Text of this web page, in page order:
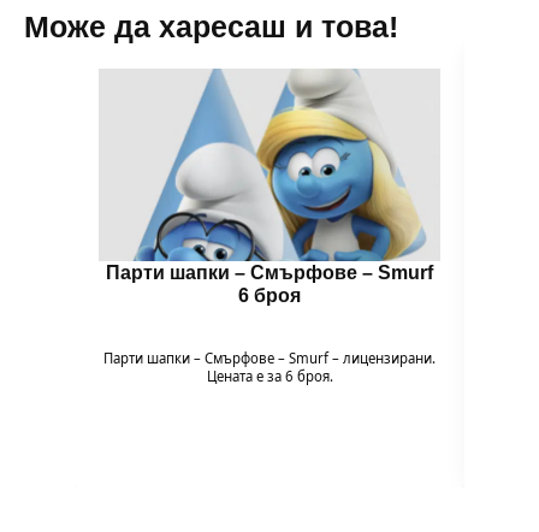
Може да харесаш и това!
Парти шапки – Смърфoве – Smurf
6 броя
Парти шапки – Смърфoве – Smurf – лицензирани.
Цената е за 6 броя.